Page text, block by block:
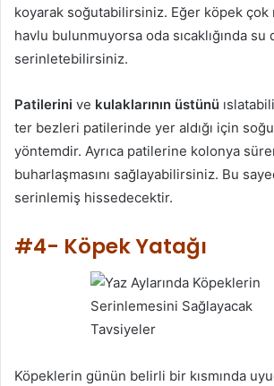
koyarak soğutabilirsiniz. Eğer köpek çok
havlu bulunmuyorsa oda sıcaklığında su
serinletebilirsiniz.
Patilerini ve kulaklarının üstünü
ter bezleri patilerinde yer aldığı için
yöntemdir. Ayrıca patilerine kolonya
buharlaşmasını sağlayabilirsiniz. Bu
serinlemiş hissedecektir.
#4- Köpek Yatağı
Köpeklerin günün belirli bir kısmında